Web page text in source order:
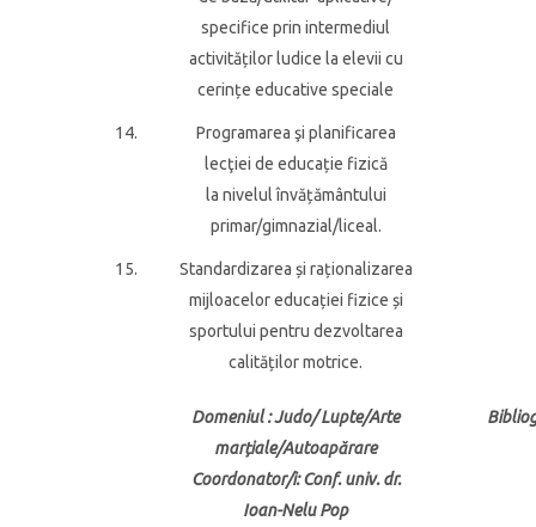
specifice prin intermediul
activităților ludice la elevii cu
cerințe educative speciale
14.
Programarea şi planificarea
lecţiei de educație fizică
la nivelul învățământului
primar/gimnazial/liceal.
15.
Standardizarea și raționalizarea
mijloacelor educației fizice și
sportului pentru dezvoltarea
calităților motrice.
Domeniul: Judo/ Lupte/Arte
marțiale/Autoapărare
Coordonator/i: Conf. univ. dr.
Ioan-Nelu Pop